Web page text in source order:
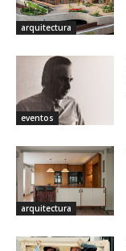
arquitectura
eventos
arquitectura